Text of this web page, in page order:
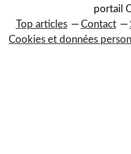
portail
Top articles
Contact
Cookies et données